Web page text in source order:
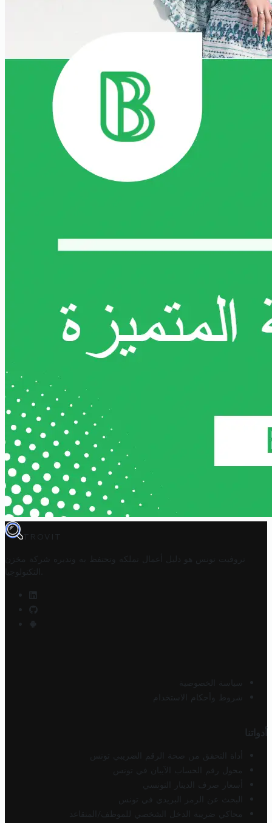
TROVIT
تروفيت تونس هو دليل أعمال تملكه وتحتفظ به وتديره
شركة مخزن
التكنولوجيا
سياسة الخصوصية
شروط وأحكام الاستخدام
أدواتنا
أداة التحقق من صحة الرقم الضريبي تونس
محول رقم الحساب الآيبان في تونس
أسعار صرف الدينار التونسي
البحث عن الرمز البريدي في تونس
محاكي ضريبة الدخل الشخصي للموظف/المتقاعد